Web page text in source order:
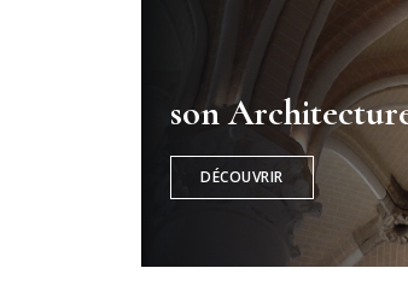
son
DÉCOUVRIR